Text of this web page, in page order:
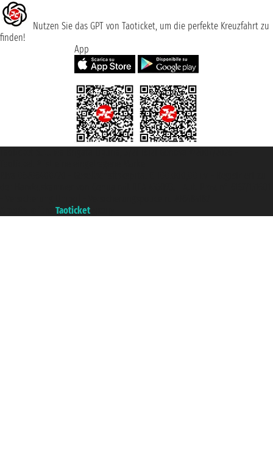
Nutzen Sie das GPT von Taoticket, um die perfekte Kreuzfahrt zu
finden!
App
Taoticket